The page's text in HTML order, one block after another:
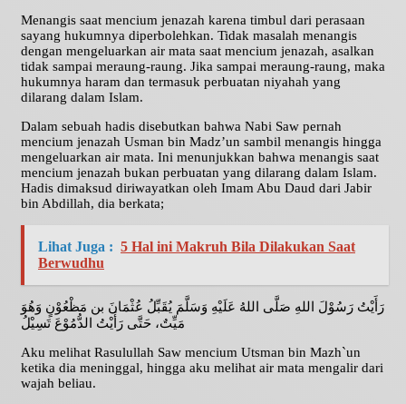
Menangis saat mencium jenazah karena timbul dari perasaan
sayang hukumnya diperbolehkan. Tidak masalah menangis
dengan mengeluarkan air mata saat mencium jenazah, asalkan
tidak sampai meraung-raung. Jika sampai meraung-raung, maka
hukumnya haram dan termasuk perbuatan niyahah yang
dilarang dalam Islam.
Dalam sebuah hadis disebutkan bahwa Nabi Saw pernah
mencium jenazah Usman bin Madz’un sambil menangis hingga
mengeluarkan air mata. Ini menunjukkan bahwa menangis saat
mencium jenazah bukan perbuatan yang dilarang dalam Islam.
Hadis dimaksud diriwayatkan oleh Imam Abu Daud dari Jabir
bin Abdillah, dia berkata;
Lihat Juga : 5 Hal ini Makruh Bila Dilakukan Saat
Berwudhu
رَأَيْتُ رَسُوْلَ اللهِ صَلَّى اللهُ عَلَيْهِ وَسَلَّمَ يُقَبِّلُ عُثْمَانَ بن مَظْعُوْنٍ وَهُوَ
مَيِّتٌ، حَتَّى رَأَيْتُ الدُّمُوْعَ تَسِيْلُ
Aku melihat Rasulullah Saw mencium Utsman bin Mazh`un
ketika dia meninggal, hingga aku melihat air mata mengalir dari
wajah beliau.